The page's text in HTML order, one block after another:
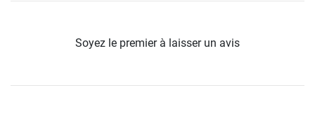
Soyez le premier à laisser un avis